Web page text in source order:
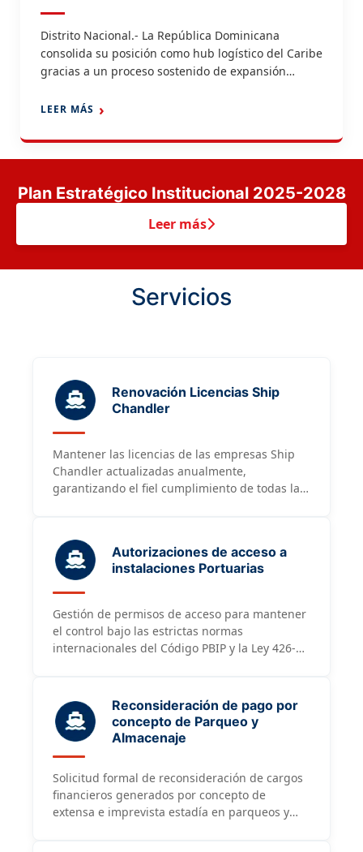
Distrito Nacional.- La República Dominicana
consolida su posición como hub logístico del Caribe
gracias a un proceso sostenido de expansión
estratégicas que fortalecen la competitividad
comercio, el turismo, la inversión y el empleo,
afirmó el director ejecutivo de la Autoridad
LEER MÁS
Plan Estratégico Institucional 2025-2028
Leer más
Servicios
Renovación Licencias Ship
Chandler
Mantener las licencias de las empresas Ship
Chandler actualizadas anualmente,
garantizando el fiel cumplimiento de todas las
Autorizaciones de acceso a
instalaciones Portuarias
Gestión de permisos de acceso para mantener
el control bajo las estrictas normas
internacionales del Código PBIP y la Ley 426-07
Reconsideración de pago por
concepto de Parqueo y
Almacenaje
Solicitud formal de reconsideración de cargos
financieros generados por concepto de
extensa e imprevista estadía en parqueos y